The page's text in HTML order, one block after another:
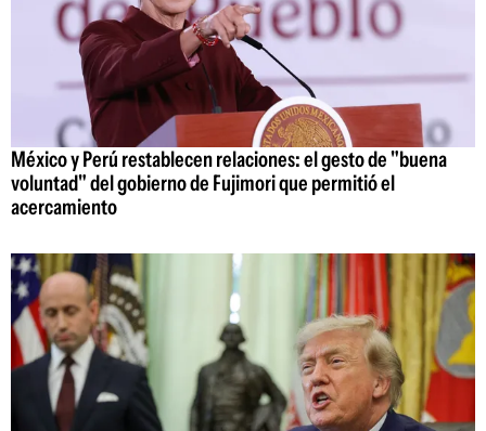
México y Perú restablecen relaciones: el gesto de "buena
voluntad" del gobierno de Fujimori que permitió el
acercamiento